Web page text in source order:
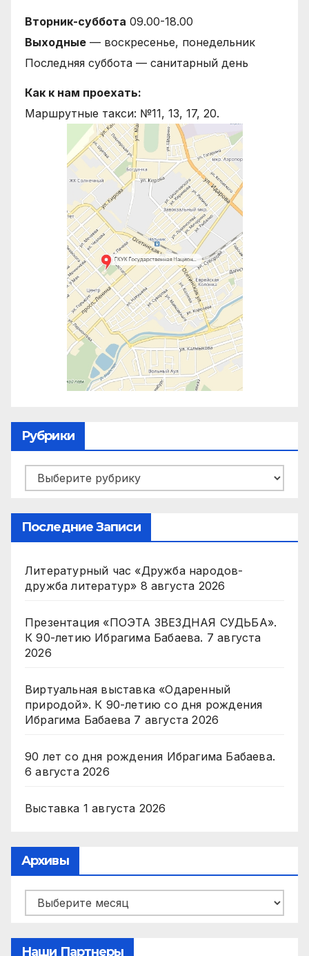
Вторник-суббота 09.00-18.00
Выходные — воскресенье, понедельник
Последняя суббота — санитарный день
Как к нам проехать:
Маршрутные такси: №11, 13, 17, 20.
Рубрики
Рубрики
Последние Записи
Литературный час «Дружба народов-
дружба литератур» 8 августа 2026
Презентация «ПОЭТА ЗВЕЗДНАЯ СУДЬБА».
К 90-летию Ибрагима Бабаева. 7 августа
2026
Виртуальная выставка «Одаренный
природой». К 90-летию со дня рождения
Ибрагима Бабаева 7 августа 2026
90 лет со дня рождения Ибрагима Бабаева.
6 августа 2026
Выставка 1 августа 2026
Архивы
Архивы
Наши Партнеры